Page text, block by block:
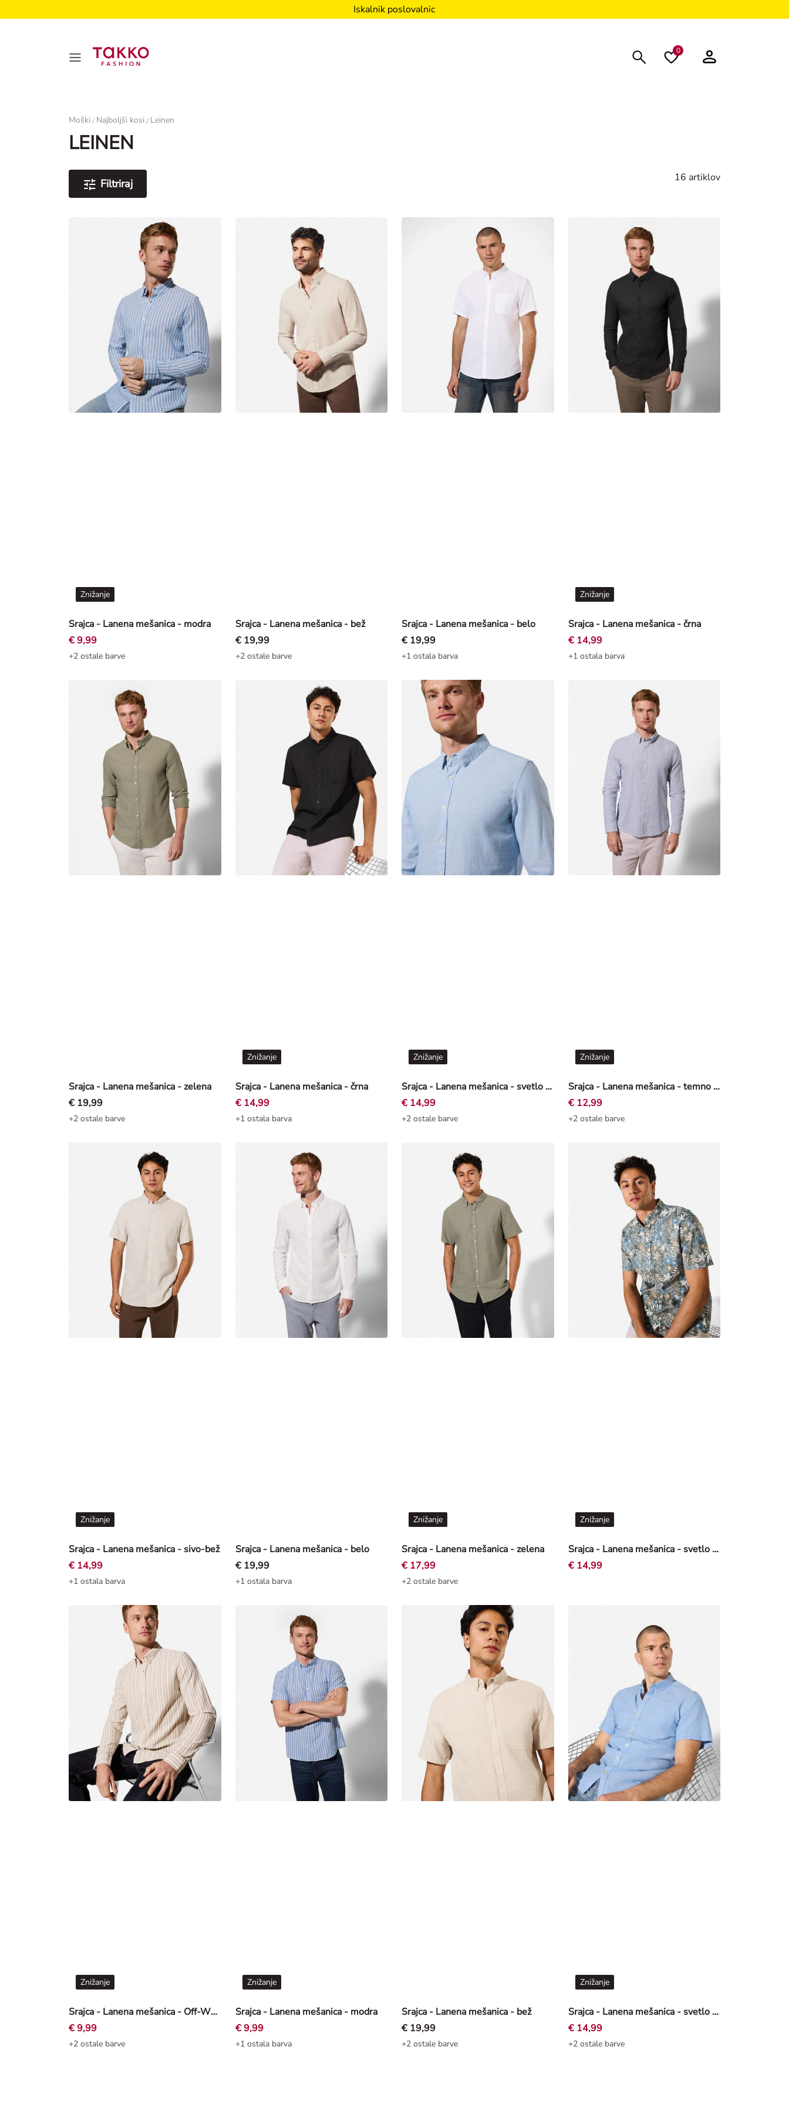
Iskalnik poslovalnic
0
Moški / Najboljši kosi / Leinen
LEINEN
Filtriraj 16 artiklov
Srajca - Lanena mešanica - modra
Znižanje
€ 9,99
+2 ostale barve
Srajca - Lanena mešanica - bež
€ 19,99
+2 ostale barve
Srajca - Lanena mešanica - belo
€ 19,99
+1 ostala barva
Srajca - Lanena mešanica - črna
Znižanje
€ 14,99
+1 ostala barva
Srajca - Lanena mešanica - zelena
€ 19,99
+2 ostale barve
Srajca - Lanena mešanica - črna
Znižanje
€ 14,99
+1 ostala barva
Srajca - Lanena mešanica - svetlo modra
Znižanje
€ 14,99
+2 ostale barve
Srajca - Lanena mešanica - temno modra
Znižanje
€ 12,99
+2 ostale barve
Srajca - Lanena mešanica - sivo-bež
Znižanje
€ 14,99
+1 ostala barva
Srajca - Lanena mešanica - belo
€ 19,99
+1 ostala barva
Srajca - Lanena mešanica - zelena
Znižanje
€ 17,99
+2 ostale barve
Srajca - Lanena mešanica - svetlo rjava
Znižanje
€ 14,99
Srajca - Lanena mešanica - Off-White bela
Znižanje
€ 9,99
+2 ostale barve
Srajca - Lanena mešanica - modra
Znižanje
€ 9,99
+1 ostala barva
Srajca - Lanena mešanica - bež
€ 19,99
+2 ostale barve
Srajca - Lanena mešanica - svetlo modra
Znižanje
€ 14,99
+2 ostale barve